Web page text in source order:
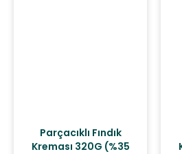
Parçacıklı Fındık
Kreması 320G (%35